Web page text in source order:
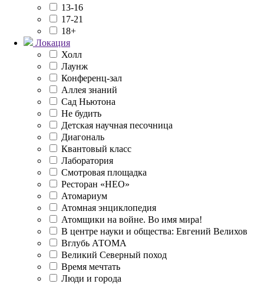
13-16
17-21
18+
Локация
Холл
Лаунж
Конференц-зал
Аллея знаний
Сад Ньютона
Не будить
Детская научная песочница
Диагональ
Квантовый класс
Лаборатория
Смотровая площадка
Ресторан «НЕО»
Атомариум
Атомная энциклопедия
Атомщики на войне. Во имя мира!
В центре науки и общества: Евгений Велихов
Вглубь АТОМА
Великий Северный поход
Время мечтать
Люди и города